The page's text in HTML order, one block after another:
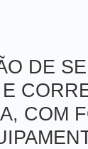
DE
COM